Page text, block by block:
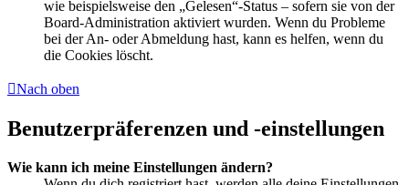
wie beispielsweise den „Gelesen“-Status – sofern sie von der
Board-Administration aktiviert wurden. Wenn du Probleme
bei der An- oder Abmeldung hast, kann es helfen, wenn du
die Cookies löscht.
Nach oben
Benutzerpräferenzen und -einstellungen
Wie kann ich meine Einstellungen ändern?